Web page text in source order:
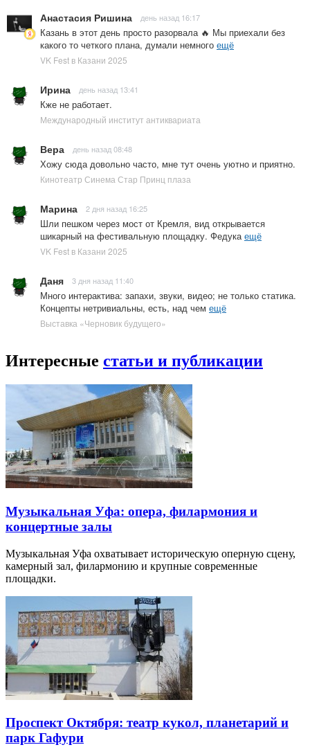
Анастасия Ришина день назад 16:17
Казань в этот день просто разорвала 🔥 Мы приехали без
какого то четкого плана, думали немного ещё
VK Fest в Казани 2025
Ирина день назад 13:41
Кже не работает.
Международный институт антиквариата
Вера день назад 08:48
Хожу сюда довольно часто, мне тут очень уютно и приятно.
Кинотеатр Синема Стар Принц плаза
Марина 2 дня назад 16:25
Шли пешком через мост от Кремля, вид открывается
шикарный на фестивальную площадку. Федукаещё
VK Fest в Казани 2025
Даня 3 дня назад 11:40
Много интерактива: запахи, звуки, видео; не только статика.
Концепты нетривиальны, есть, над чем ещё
Выставка «Черновик будущего»
Интересные статьи и публикации
Музыкальная Уфа: опера, филармония и
концертные залы
Музыкальная Уфа охватывает историческую оперную сцену,
камерный зал, филармонию и крупные современные
площадки.
Проспект Октября: театр кукол, планетарий и
парк Гафури